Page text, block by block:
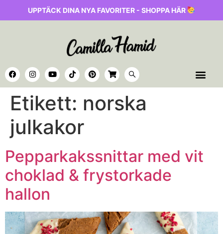
UPPTÄCK DINA NYA FAVORITER - SHOPPA HÄR
Etikett: norska
julkakor
Pepparkakssnittar med vit
choklad & frystorkade
hallon